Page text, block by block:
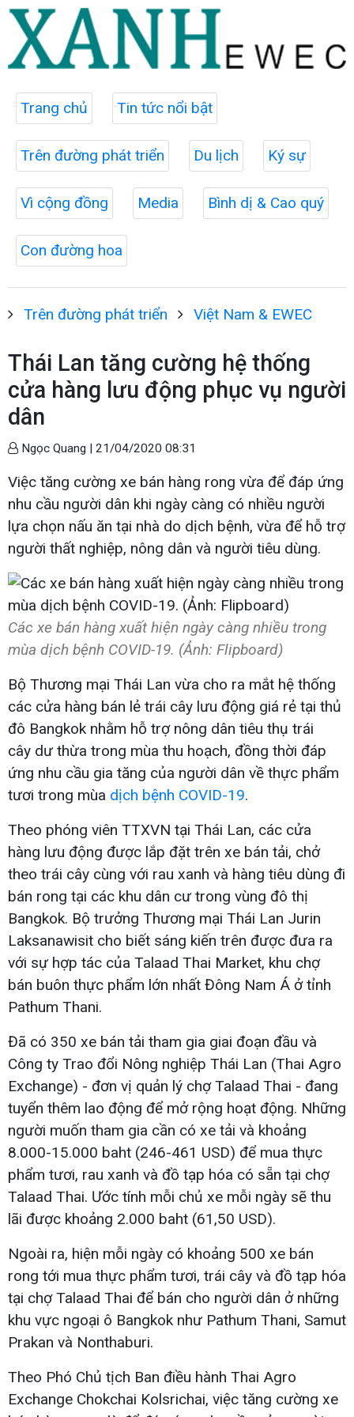
Trang chủ Tin tức nổi bật
Trên đường phát triển Du lịch Ký sự
Vì cộng đồng Media Bình dị & Cao quý
Con đường hoa
Trên đường phát triển Việt Nam & EWEC
Thái Lan tăng cường hệ thống
cửa hàng lưu động phục vụ người
dân
Ngọc Quang | 21/04/2020 08:31
Việc tăng cường xe bán hàng rong vừa để đáp ứng
nhu cầu người dân khi ngày càng có nhiều người
lựa chọn nấu ăn tại nhà do dịch bệnh, vừa để hỗ trợ
người thất nghiệp, nông dân và người tiêu dùng.
Các xe bán hàng xuất hiện ngày càng nhiều trong
mùa dịch bệnh COVID-19. (Ảnh: Flipboard)
Bộ Thương mại Thái Lan vừa cho ra mắt hệ thống
các cửa hàng bán lẻ trái cây lưu động giá rẻ tại thủ
đô Bangkok nhằm hỗ trợ nông dân tiêu thụ trái
cây dư thừa trong mùa thu hoạch, đồng thời đáp
ứng nhu cầu gia tăng của người dân về thực phẩm
tươi trong mùa dịch bệnh COVID-19.
Theo phóng viên TTXVN tại Thái Lan, các cửa
hàng lưu động được lắp đặt trên xe bán tải, chở
theo trái cây cùng với rau xanh và hàng tiêu dùng đi
bán rong tại các khu dân cư trong vùng đô thị
Bangkok. Bộ trưởng Thương mại Thái Lan Jurin
Laksanawisit cho biết sáng kiến trên được đưa ra
với sự hợp tác của Talaad Thai Market, khu chợ
bán buôn thực phẩm lớn nhất Đông Nam Á ở tỉnh
Pathum Thani.
Đã có 350 xe bán tải tham gia giai đoạn đầu và
Công ty Trao đổi Nông nghiệp Thái Lan (Thai Agro
Exchange) - đơn vị quản lý chợ Talaad Thai - đang
tuyển thêm lao động để mở rộng hoạt động. Những
người muốn tham gia cần có xe tải và khoảng
8.000-15.000 baht (246-461 USD) để mua thực
phẩm tươi, rau xanh và đồ tạp hóa có sẵn tại chợ
Talaad Thai. Ước tính mỗi chủ xe mỗi ngày sẽ thu
lãi được khoảng 2.000 baht (61,50 USD).
Ngoài ra, hiện mỗi ngày có khoảng 500 xe bán
rong tới mua thực phẩm tươi, trái cây và đồ tạp hóa
tại chợ Talaad Thai để bán cho người dân ở những
khu vực ngoại ô Bangkok như Pathum Thani, Samut
Prakan và Nonthaburi.
Theo Phó Chủ tịch Ban điều hành Thai Agro
Exchange Chokchai Kolsrichai, việc tăng cường xe